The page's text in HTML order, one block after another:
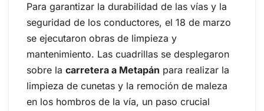
Para garantizar la durabilidad de las vías y la
seguridad de los conductores, el 18 de marzo
se ejecutaron obras de limpieza y
mantenimiento. Las cuadrillas se desplegaron
sobre la carretera a Metapán para realizar la
limpieza de cunetas y la remoción de maleza
en los hombros de la vía, un paso crucial